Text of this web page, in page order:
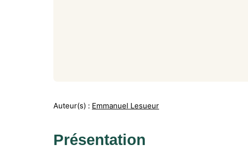
Auteur(s) : Emmanuel Lesueur
Présentation